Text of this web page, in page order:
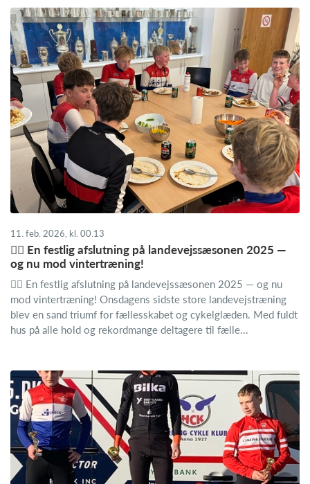
11. feb. 2026, kl. 00.13
🚴‍♂️ En festlig afslutning på landevejssæsonen 2025 —
og nu mod vintertræning!
🚴‍♂️ En festlig afslutning på landevejssæsonen 2025 — og nu
mod vintertræning! Onsdagens sidste store landevejstræning
blev en sand triumf for fællesskabet og cykelglæden. Med fuldt
hus på alle hold og rekordmange deltagere til fælle...